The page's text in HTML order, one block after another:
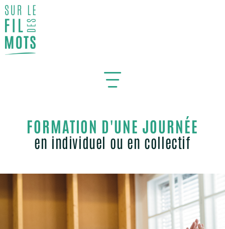
Pourquoi suivre une formation en communication
Un accompagnement sur mesure pour favoriser des
FORMATION D'UNE JOURNÉE
en individuel ou en collectif